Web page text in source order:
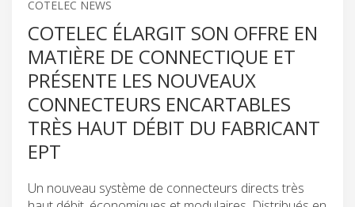
COTELEC NEWS
COTELEC ÉLARGIT SON OFFRE EN
MATIÈRE DE CONNECTIQUE ET
PRÉSENTE LES NOUVEAUX
CONNECTEURS ENCARTABLES
TRÈS HAUT DÉBIT DU FABRICANT
EPT
Un nouveau système de connecteurs directs très